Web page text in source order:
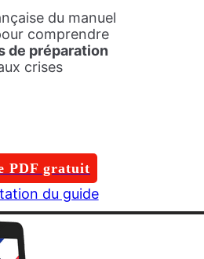
du manuel
comprendre
de préparation
crises
PDF gratuit
du guide